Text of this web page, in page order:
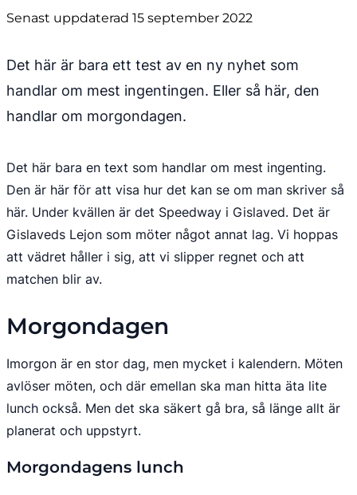
Senast uppdaterad 15 september 2022
Det här är bara ett test av en ny nyhet som
handlar om mest ingentingen. Eller så här, den
handlar om morgondagen.
Det här bara en text som handlar om mest ingenting.
Den är här för att visa hur det kan se om man skriver så
här. Under kvällen är det Speedway i Gislaved. Det är
Gislaveds Lejon som möter något annat lag. Vi hoppas
att vädret håller i sig, att vi slipper regnet och att
matchen blir av.
Morgondagen
Imorgon är en stor dag, men mycket i kalendern. Möten
avlöser möten, och där emellan ska man hitta äta lite
lunch också. Men det ska säkert gå bra, så länge allt är
planerat och uppstyrt.
Morgondagens lunch